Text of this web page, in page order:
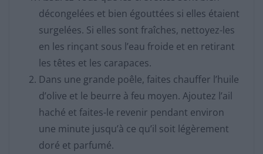
décongelées et bien égouttées si elles étaient
surgelées. Si elles sont fraîches, nettoyez-les
en les rinçant sous l’eau froide et en retirant
les têtes et les carapaces.
Dans une grande poêle, faites chauffer l’huile
d’olive et le beurre à feu moyen. Ajoutez l’ail
haché et faites-le revenir pendant environ
une minute jusqu’à ce qu’il soit légèrement
doré et parfumé.